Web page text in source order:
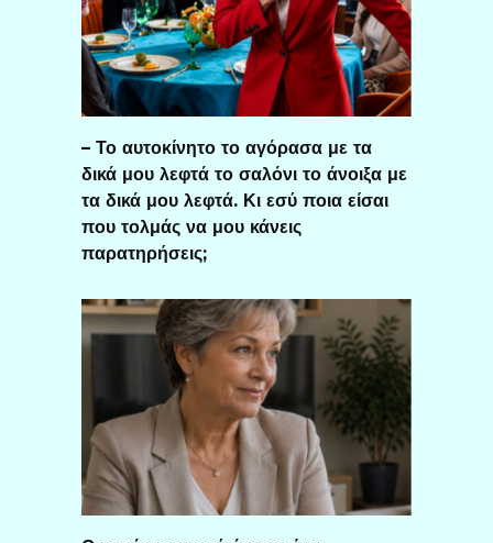
– Το αυτοκίνητο το αγόρασα με τα
δικά μου λεφτά το σαλόνι το άνοιξα με
τα δικά μου λεφτά. Κι εσύ ποια είσαι
που τολμάς να μου κάνεις
παρατηρήσεις;